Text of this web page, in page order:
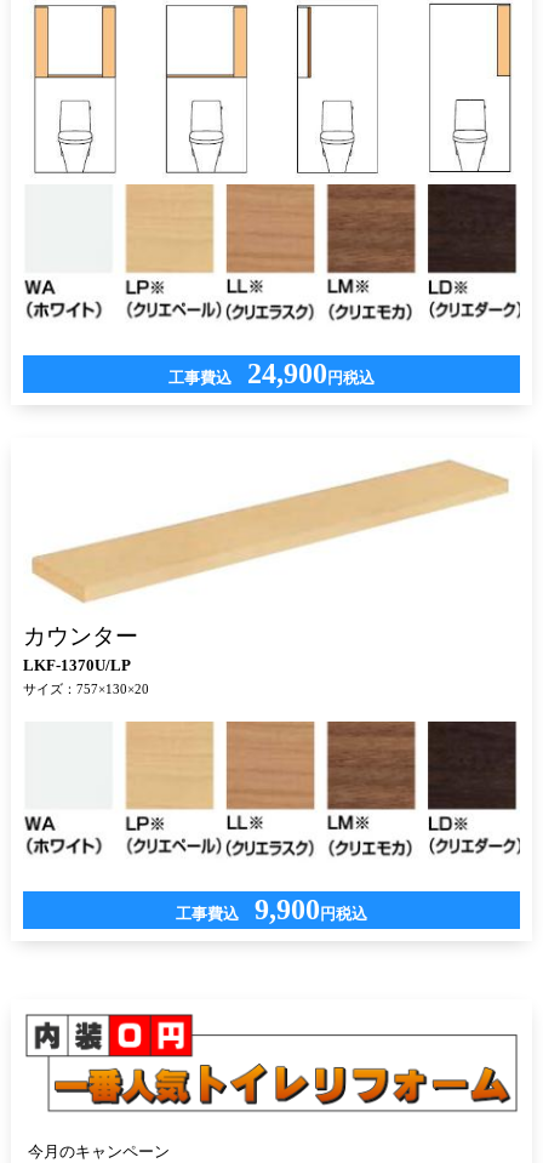
工事費込 24,900 円税込
カウンター
LKF-1370U/LP
サイズ：757×130×20
工事費込 9,900 円税込
今月のキャンペーン